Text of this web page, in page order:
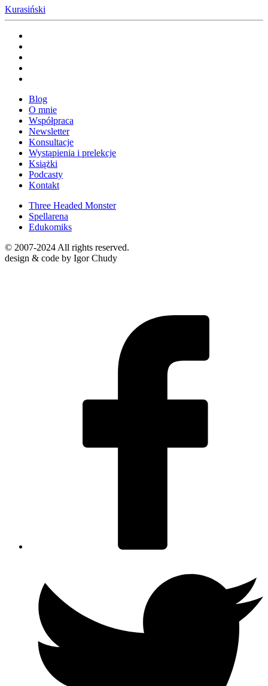
Kurasiński
Blog
O mnie
Współpraca
Newsletter
Konsultacje
Wystąpienia i prelekcje
Książki
Podcasty
Kontakt
Three Headed Monster
Spellarena
Edukomiks
© 2007-2024 All rights reserved.
design & code by Igor Chudy